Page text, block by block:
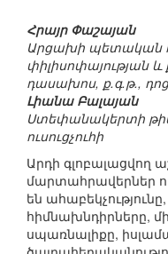
Հրայր Փաշայան
Արցախի պետական
փիլիսոփայության
դասախոս, ք.գ.թ.,
Լիանա Բալայան
Ստեփանակերտի
ուսուցչուհի
Արդի գլոբալացվող
մարտահրավերներ
են
հիմնախնդիրները,
սպառնալիքը,